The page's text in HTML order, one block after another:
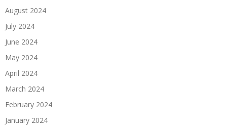
August 2024
July 2024
June 2024
May 2024
April 2024
March 2024
February 2024
January 2024